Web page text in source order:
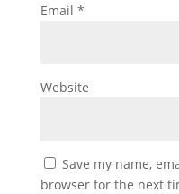
Email *
Website
Save my name,
browser for the next